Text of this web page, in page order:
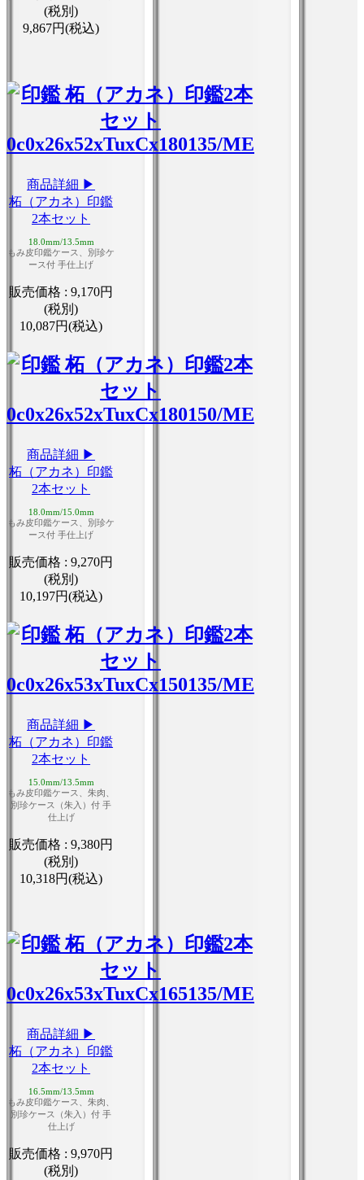
(税別)
9,867円(税込)
商品詳細 ▶
柘（アカネ）印鑑
2本セット
18.0mm/13.5mm
もみ皮印鑑ケース、別珍ケ
ース付 手仕上げ
販売価格 :9,170円
(税別)
10,087円(税込)
商品詳細 ▶
柘（アカネ）印鑑
2本セット
18.0mm/15.0mm
もみ皮印鑑ケース、別珍ケ
ース付 手仕上げ
販売価格 :9,270円
(税別)
10,197円(税込)
商品詳細 ▶
柘（アカネ）印鑑
2本セット
15.0mm/13.5mm
もみ皮印鑑ケース、朱肉、
別珍ケース（朱入）付 手
仕上げ
販売価格 :9,380円
(税別)
10,318円(税込)
商品詳細 ▶
柘（アカネ）印鑑
2本セット
16.5mm/13.5mm
もみ皮印鑑ケース、朱肉、
別珍ケース（朱入）付 手
仕上げ
販売価格 :9,970円
(税別)